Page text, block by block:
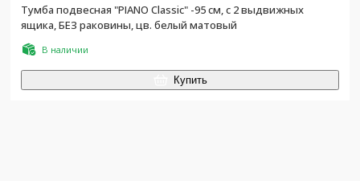
Тумба подвесная "PIANO Classic" -95 см, с 2 выдвижных
ящика, БЕЗ раковины, цв. белый матовый
В наличии
Купить